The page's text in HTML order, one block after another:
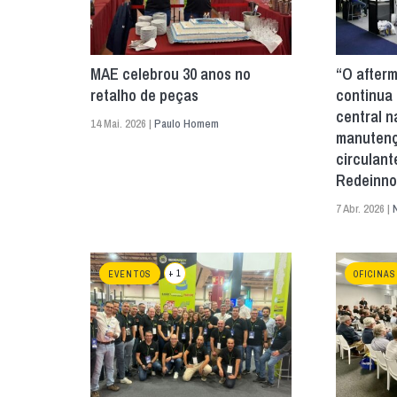
MAE celebrou 30 anos no
retalho de peças
14 Mai. 2026 | Paulo Homem
“O
continua
central
7 Abr. 2026 |
EVENTOS + 1 OFICINAS